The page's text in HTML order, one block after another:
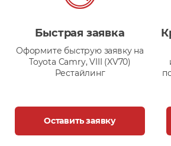
Быстрая заявка
Оформите быструю заявку на
Toyota Camry, VIII (XV70)
Рестайлинг
Оставить заявку